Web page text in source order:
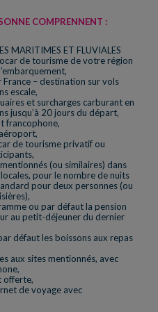
COMPRENNENT :
MARITIMES ET FLUVIALES
de tourisme de votre région
– destination sur vols
escale,
et surcharges carburant en
jusqu’à 20 jours du départ,
francophone,
de tourisme privatif ou
(ou similaires) dans
pour le nombre de nuits
pour deux personnes (ou
ou par défaut la pension
au petit-déjeuner du dernier
défaut les boissons aux repas
aux sites mentionnés, avec
offerte,
de voyage avec